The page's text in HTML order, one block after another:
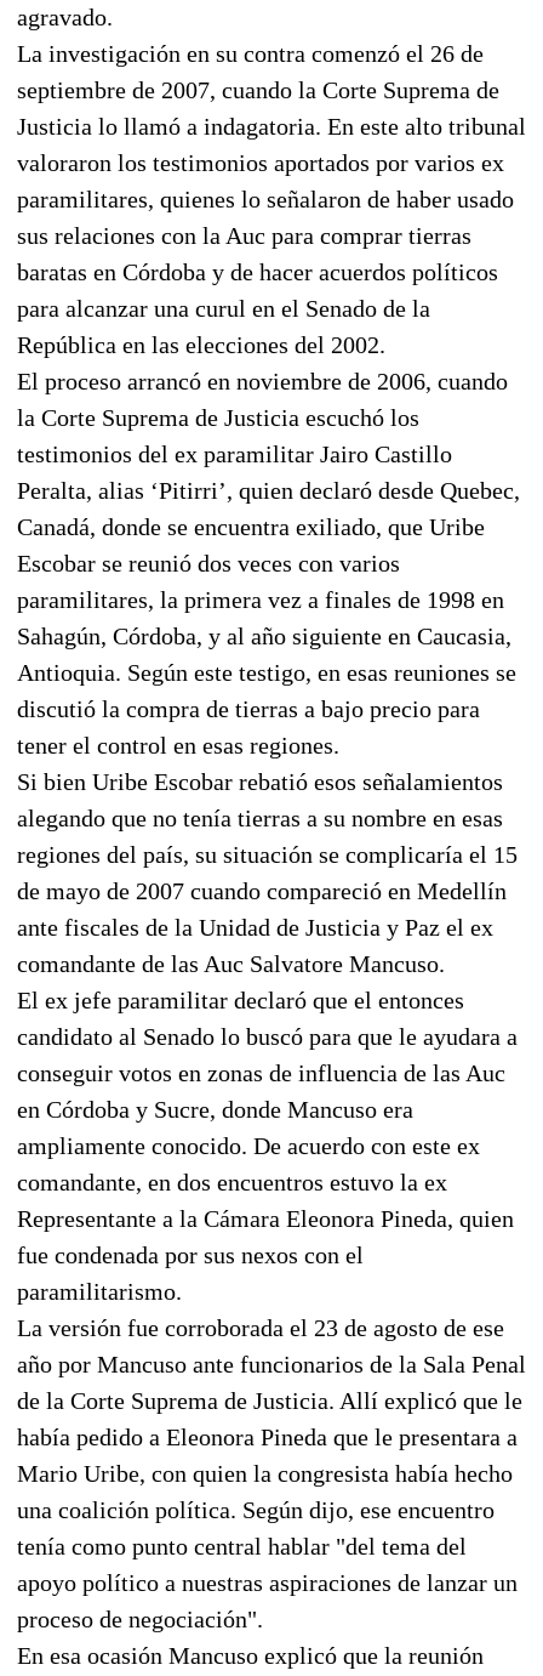
agravado.
La investigación en su contra comenzó el 26 de
septiembre de 2007, cuando la Corte Suprema de
Justicia lo llamó a indagatoria. En este alto tribunal
valoraron los testimonios aportados por varios ex
paramilitares, quienes lo señalaron de haber usado
sus relaciones con la Auc para comprar tierras
baratas en Córdoba y de hacer acuerdos políticos
para alcanzar una curul en el Senado de la
República en las elecciones del 2002.
El proceso arrancó en noviembre de 2006, cuando
la Corte Suprema de Justicia escuchó los
testimonios del ex paramilitar Jairo Castillo
Peralta, alias ‘Pitirri’, quien declaró desde Quebec,
Canadá, donde se encuentra exiliado, que Uribe
Escobar se reunió dos veces con varios
paramilitares, la primera vez a finales de 1998 en
Sahagún, Córdoba, y al año siguiente en Caucasia,
Antioquia. Según este testigo, en esas reuniones se
discutió la compra de tierras a bajo precio para
tener el control en esas regiones.
Si bien Uribe Escobar rebatió esos señalamientos
alegando que no tenía tierras a su nombre en esas
regiones del país, su situación se complicaría el 15
de mayo de 2007 cuando compareció en Medellín
ante fiscales de la Unidad de Justicia y Paz el ex
comandante de las Auc Salvatore Mancuso.
El ex jefe paramilitar declaró que el entonces
candidato al Senado lo buscó para que le ayudara a
conseguir votos en zonas de influencia de las Auc
en Córdoba y Sucre, donde Mancuso era
ampliamente conocido. De acuerdo con este ex
comandante, en dos encuentros estuvo la ex
Representante a la Cámara Eleonora Pineda, quien
fue condenada por sus nexos con el
paramilitarismo.
La versión fue corroborada el 23 de agosto de ese
año por Mancuso ante funcionarios de la Sala Penal
de la Corte Suprema de Justicia. Allí explicó que le
había pedido a Eleonora Pineda que le presentara a
Mario Uribe, con quien la congresista había hecho
una coalición política. Según dijo, ese encuentro
tenía como punto central hablar "del tema del
apoyo político a nuestras aspiraciones de lanzar un
proceso de negociación".
En esa ocasión Mancuso explicó que la reunión